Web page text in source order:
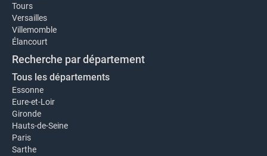
Tours
Versailles
Villemomble
Élancourt
Recherche par département
Tous les départements
Essonne
Eure-et-Loir
Gironde
Hauts-de-Seine
Paris
Sarthe